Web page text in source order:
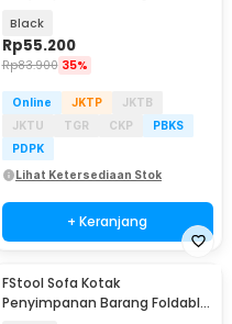
Black
Rp55.200
Rp83.900 35%
Online JKTP
JKTB
JKTU
TGR CKP
PBKS
PDPK
Lihat Ketersediaan Stok
+ Keranjang
FStool Sofa Kotak
Penyimpanan Barang Foldable